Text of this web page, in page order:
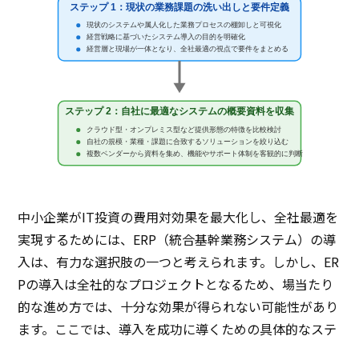
ステップ 1：現状の業務課題の洗い出しと要件定義
現状のシステムや属人化した業務プロセスの棚卸しと可視化
経営戦略に基づいたシステム導入の目的を明確化
経営層と現場が一体となり、全社最適の視点で要件をまとめる
ステップ 2：自社に最適なシステムの概要資料を収集
クラウド型・オンプレミス型など提供形態の特徴を比較検討
自社の規模・業種・課題に合致するソリューションを絞り込む
複数ベンダーから資料を集め、機能やサポート体制を客観的に判断
中小企業がIT投資の費用対効果を最大化し、全社最適を
実現するためには、ERP（統合基幹業務システム）の導
入は、有力な選択肢の一つと考えられます。しかし、ER
Pの導入は全社的なプロジェクトとなるため、場当たり
的な進め方では、十分な効果が得られない可能性があり
ます。ここでは、導入を成功に導くための具体的なステ